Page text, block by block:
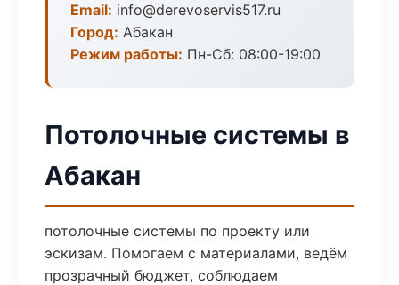
Email: info@derevoservis517.ru
Город: Абакан
Режим работы: Пн-Сб: 08:00-19:00
Потолочные системы в
Абакан
потолочные системы по проекту или
эскизам. Помогаем с материалами, ведём
прозрачный бюджет, соблюдаем